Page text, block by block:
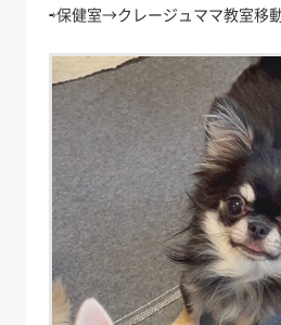
⇨保健室→クレージュママ教室移